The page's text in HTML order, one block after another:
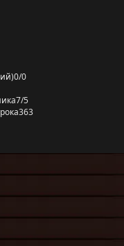
0/0
7/5
363